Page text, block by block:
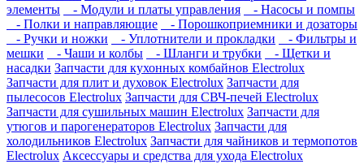
элементы
- Модули и платы управления
- Насосы и помпы
- Полки и направляющие
- Порошкоприемники и дозаторы
- Ручки и ножки
- Уплотнители и прокладки
- Фильтры и
мешки
- Чаши и колбы - Шланги и трубки
- Щетки и
насадки Запчасти для кухонных комбайнов Electrolux
Запчасти для плит и духовок Electrolux Запчасти для
пылесосов Electrolux Запчасти для СВЧ-печей Electrolux
Запчасти для сушильных машин Electrolux Запчасти для
утюгов и парогенераторов Electrolux Запчасти для
холодильников Electrolux Запчасти для чайников и термопотов
Electrolux Аксессуары и средства для ухода Electrolux